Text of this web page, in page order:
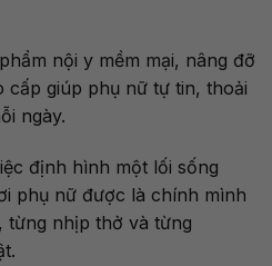
nội y mềm mại, nâng đỡ
cấp giúp phụ nữ tự tin, thoải
ngày.
định hình một lối sống
phụ nữ được là chính mình
từng nhịp thở và từng